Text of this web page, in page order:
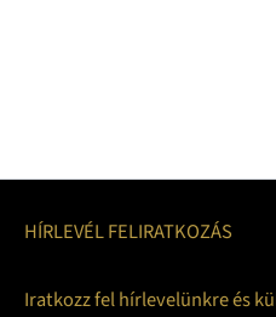
HÍRLEVÉL FELIRATKOZÁS
Iratkozz fel hírlevelünkre és